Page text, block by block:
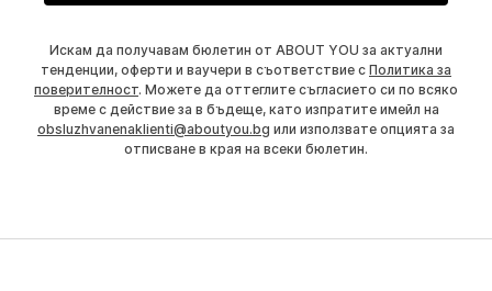
Искам да получавам бюлетин от ABOUT YOU за актуални
тенденции, оферти и ваучери в съответствие с Политика за
поверителност. Можете да оттеглите съгласието си по всяко
време с действие за в бъдеще, като изпратите имейл на
obsluzhvanenaklienti@aboutyou.bg или използвате опцията за
отписване в края на всеки бюлетин.